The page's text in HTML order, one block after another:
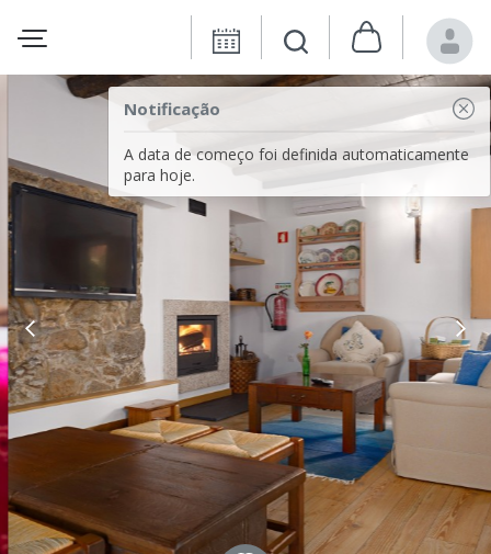
Notificação
A data de começo foi definida automaticamente
para hoje.